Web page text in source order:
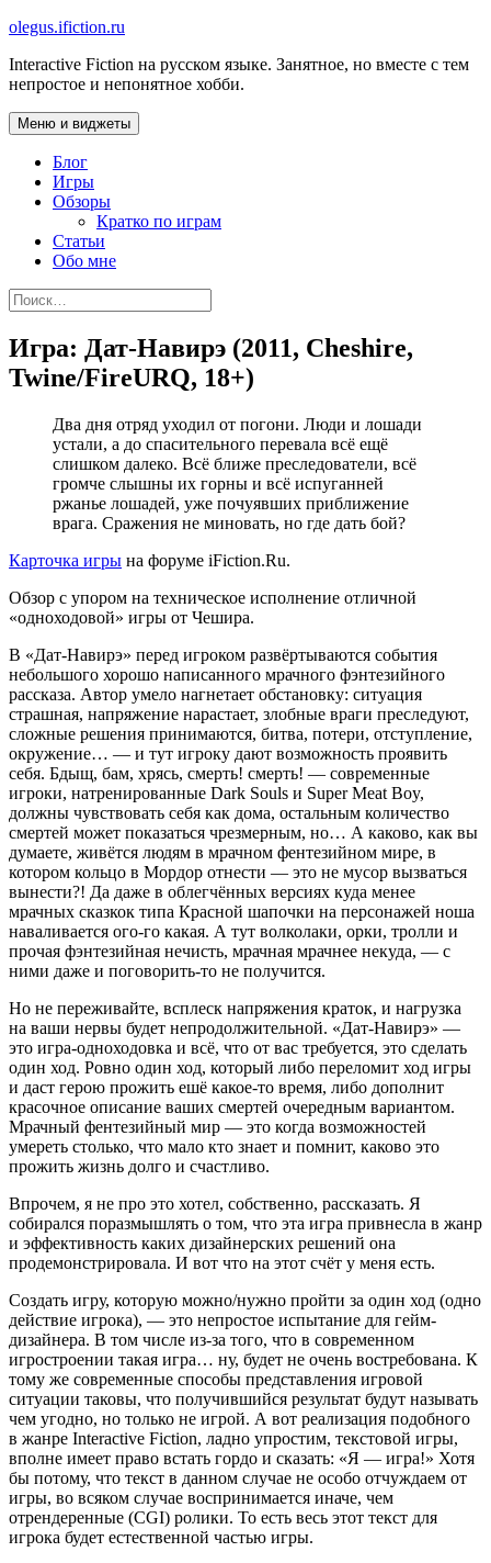
Перейти
содержимому
olegus.ifiction.ru
Interactive Fiction на русском языке. Занятное, но вместе с тем
непростое и непонятное хобби.
Меню и виджеты
Блог
Игры
Обзоры
Кратко по играм
Статьи
Обо мне
Найти:
Игра: Дат-Навирэ (2011, Cheshire,
Twine/FireURQ, 18+)
Два дня отряд уходил от погони. Люди и лошади
устали, а до спасительного перевала всё ещё
слишком далеко. Всё ближе преследователи, всё
громче слышны их горны и всё испуганней
ржанье лошадей, уже почуявших приближение
врага. Сражения не миновать, но где дать бой?
Карточка игры на форуме iFiction.Ru.
Обзор с упором на техническое исполнение отличной
«одноходовой» игры от Чешира.
В «Дат-Навирэ» перед игроком развёртываются события
небольшого хорошо написанного мрачного фэнтезийного
рассказа. Автор умело нагнетает обстановку: ситуация
страшная, напряжение нарастает, злобные враги преследуют,
сложные решения принимаются, битва, потери, отступление,
окружение… — и тут игроку дают возможность проявить
себя. Бдыщ, бам, хрясь, смерть! смерть! — современные
игроки, натренированные Dark Souls и Super Meat Boy,
должны чувствовать себя как дома, остальным количество
смертей может показаться чрезмерным, но… А каково, как вы
думаете, живётся людям в мрачном фентезийном мире, в
котором кольцо в Мордор отнести — это не мусор вызваться
вынести?! Да даже в облегчённых версиях куда менее
мрачных сказкок типа Красной шапочки на персонажей ноша
наваливается ого-го какая. А тут волколаки, орки, тролли и
прочая фэнтезийная нечисть, мрачная мрачнее некуда, — с
ними даже и поговорить-то не получится.
Но не переживайте, всплеск напряжения краток, и нагрузка
на ваши нервы будет непродолжительной. «Дат-Навирэ» —
это игра-одноходовка и всё, что от вас требуется, это сделать
один ход. Ровно один ход, который либо переломит ход игры
и даст герою прожить ешё какое-то время, либо дополнит
красочное описание ваших смертей очередным вариантом.
Мрачный фентезийный мир — это когда возможностей
умереть столько, что мало кто знает и помнит, каково это
прожить жизнь долго и счастливо.
Впрочем, я не про это хотел, собственно, рассказать. Я
собирался поразмышлять о том, что эта игра привнесла в жанр
и эффективность каких дизайнерских решений она
продемонстрировала. И вот что на этот счёт у меня есть.
Создать игру, которую можно/нужно пройти за один ход (одно
действие игрока), — это непростое испытание для гейм-
дизайнера. В том числе из-за того, что в современном
игростроении такая игра… ну, будет не очень востребована. К
тому же современные способы представления игровой
ситуации таковы, что получившийся результат будут называть
чем угодно, но только не игрой. А вот реализация подобного
в жанре Interactive Fiction, ладно упростим, текстовой игры,
вполне имеет право встать гордо и сказать: «Я — игра!» Хотя
бы потому, что текст в данном случае не особо отчуждаем от
игры, во всяком случае воспринимается иначе, чем
отрендеренные (CGI) ролики. То есть весь этот текст для
игрока будет естественной частью игры.